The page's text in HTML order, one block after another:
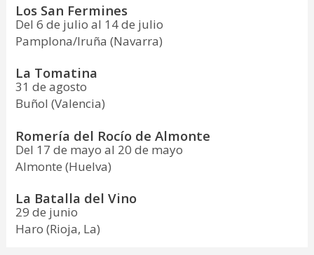
Los San Fermines
Del 6 de julio al 14 de julio
Pamplona/Iruña (Navarra)
La Tomatina
31 de agosto
Buñol (Valencia)
Romería del Rocío de Almonte
Del 17 de mayo al 20 de mayo
Almonte (Huelva)
La Batalla del Vino
29 de junio
Haro (Rioja, La)